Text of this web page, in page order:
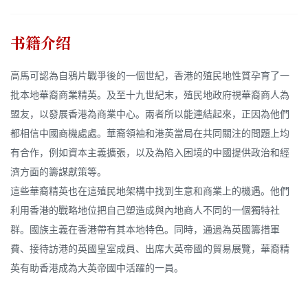
书籍介绍
高馬可認為自鴉片戰爭後的一個世紀，香港的殖民地性質孕育了一
批本地華裔商業精英。及至十九世紀末，殖民地政府視華裔商人為
盟友，以發展香港為商業中心。兩者所以能連結起來，正因為他們
都相信中國商機處處。華裔領袖和港英當局在共同關注的問題上均
有合作，例如資本主義擴張，以及為陷入困境的中國提供政治和經
濟方面的籌謀獻策等。
這些華裔精英也在這殖民地架構中找到生意和商業上的機遇。他們
利用香港的戰略地位把自己塑造成與內地商人不同的一個獨特社
群。國族主義在香港帶有其本地特色。同時，通過為英國籌措軍
費、接待訪港的英國皇室成員、出席大英帝國的貿易展覽，華裔精
英有助香港成為大英帝國中活躍的一員。